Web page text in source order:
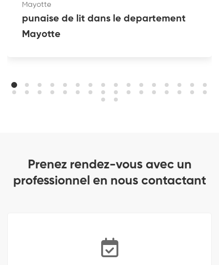
Mayotte
punaise de lit dans le departement
Mayotte
Prenez rendez-vous avec un
professionnel en nous contactant